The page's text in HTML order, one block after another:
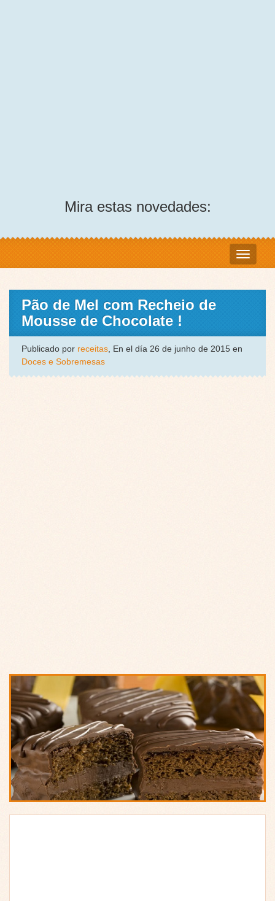
Mira estas novedades:
Pão de Mel com Recheio de
Mousse de Chocolate !
Publicado por receitas, En el día 26 de junho de 2015 en
Doces e Sobremesas